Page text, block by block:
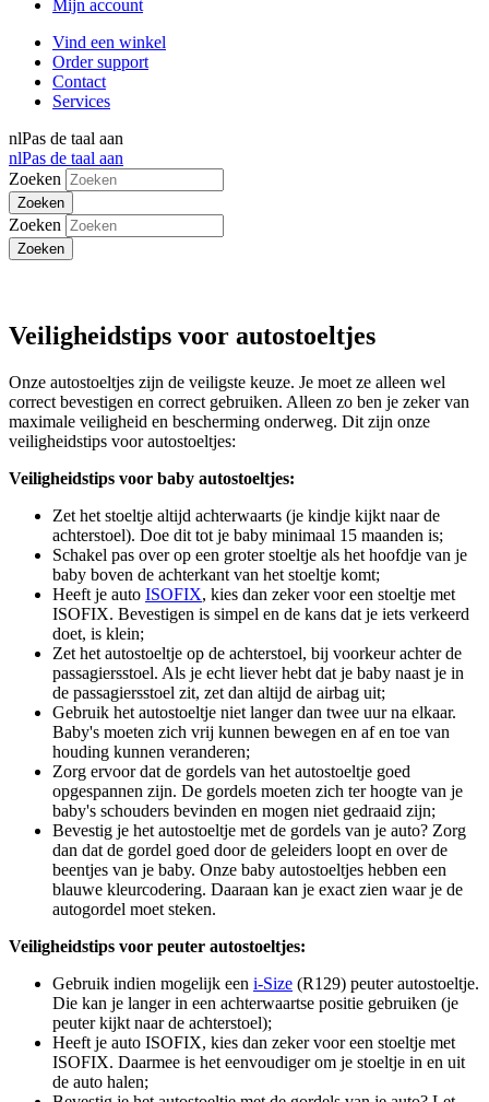
Mijn account
Vind een winkel
Order support
Contact
Services
nlPas de taal aan
nlPas de taal aan
Zoeken
Zoeken
Veiligheidstips voor autostoeltjes
Onze autostoeltjes zijn de veiligste keuze. Je moet ze alleen wel
correct bevestigen en correct gebruiken. Alleen zo ben je zeker van
maximale veiligheid en bescherming onderweg. Dit zijn onze
veiligheidstips voor autostoeltjes:
Veiligheidstips voor baby autostoeltjes:
Zet het stoeltje altijd achterwaarts (je kindje kijkt naar de
achterstoel). Doe dit tot je baby minimaal 15 maanden is;
Schakel pas over op een groter stoeltje als het hoofdje van je
baby boven de achterkant van het stoeltje komt;
Heeft je auto ISOFIX, kies dan zeker voor een stoeltje met
ISOFIX. Bevestigen is simpel en de kans dat je iets verkeerd
doet, is klein;
Zet het autostoeltje op de achterstoel, bij voorkeur achter de
passagiersstoel. Als je echt liever hebt dat je baby naast je in
de passagiersstoel zit, zet dan altijd de airbag uit;
Gebruik het autostoeltje niet langer dan twee uur na elkaar.
Baby's moeten zich vrij kunnen bewegen en af en toe van
houding kunnen veranderen;
Zorg ervoor dat de gordels van het autostoeltje goed
opgespannen zijn. De gordels moeten zich ter hoogte van je
baby's schouders bevinden en mogen niet gedraaid zijn;
Bevestig je het autostoeltje met de gordels van je auto? Zorg
dan dat de gordel goed door de geleiders loopt en over de
beentjes van je baby. Onze baby autostoeltjes hebben een
blauwe kleurcodering. Daaraan kan je exact zien waar je de
autogordel moet steken.
Veiligheidstips voor peuter autostoeltjes:
Gebruik indien mogelijk een i-Size (R129) peuter autostoeltje.
Die kan je langer in een achterwaartse positie gebruiken (je
peuter kijkt naar de achterstoel);
Heeft je auto ISOFIX, kies dan zeker voor een stoeltje met
ISOFIX. Daarmee is het eenvoudiger om je stoeltje in en uit
de auto halen;